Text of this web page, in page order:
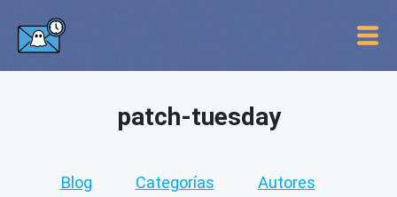
patch-tuesday
Blog Categorías Autores